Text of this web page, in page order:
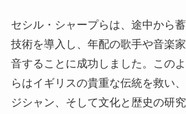
セシル・シャープらは、途中から
技術を導入し、年配の歌手や音楽
音することに成功しました。この
らはイギリスの貴重な伝統を救い
ジシャン、そして文化と歴史の研